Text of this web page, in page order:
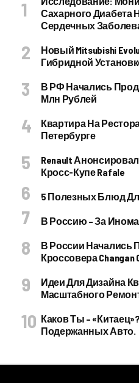
Сахарного Диабета
Сердечных
Новый Mitsubishi
Гибридной
В РФ Начались
Млн Рублей
Квартира На
Петербурге
Renault
Кросс-Купе Rafale
5 Полезных Блюд
В Россию – За
В России Начались
Кроссовера Changan
Идеи Для Дизайна
Масштабного
Каков Ты –
Подержанных Авто.